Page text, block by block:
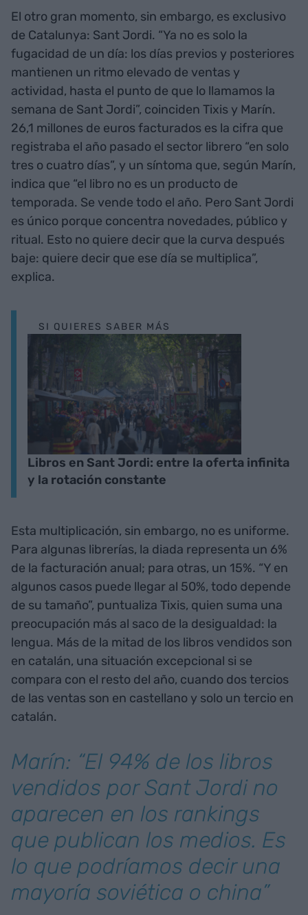
El otro gran momento, sin embargo, es exclusivo
de Catalunya: Sant Jordi. “Ya no es solo la
fugacidad de un día: los días previos y posteriores
mantienen un ritmo elevado de ventas y
actividad, hasta el punto de que lo llamamos la
semana de Sant Jordi”, coinciden Tixis y Marín.
26,1 millones de euros facturados es la cifra que
registraba el año pasado el sector librero “en solo
tres o cuatro días”, y un síntoma que, según Marín,
indica que “el libro no es un producto de
temporada. Se vende todo el año. Pero Sant Jordi
es único porque concentra novedades, público y
ritual. Esto no quiere decir que la curva después
baje: quiere decir que ese día se multiplica”,
explica.
SI QUIERES SABER MÁS
Libros en Sant Jordi: entre la oferta infinita
y la rotación constante
Esta multiplicación, sin embargo, no es uniforme.
Para algunas librerías, la diada representa un 6%
de la facturación anual; para otras, un 15%. “Y en
algunos casos puede llegar al 50%, todo depende
de su tamaño”, puntualiza Tixis, quien suma una
preocupación más al saco de la desigualdad: la
lengua. Más de la mitad de los libros vendidos son
en catalán, una situación excepcional si se
compara con el resto del año, cuando dos tercios
de las ventas son en castellano y solo un tercio en
catalán.
Marín: “El 94% de los libros
vendidos por Sant Jordi no
aparecen en los rankings
que publican los medios. Es
lo que podríamos decir una
mayoría soviética o china”